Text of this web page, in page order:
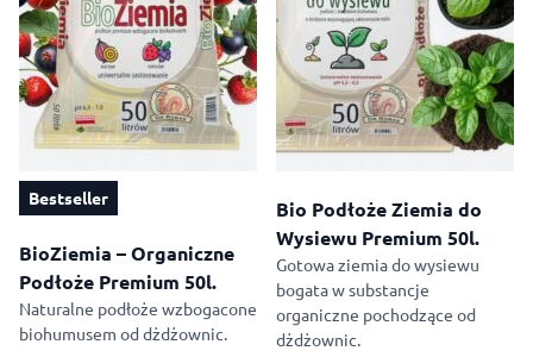
Bestseller
BioZiemia – Organiczne
Podłoże Premium 50l.
Naturalne podłoże wzbogacone
biohumusem od dżdżownic.
Bio Podłoże Ziemia do
Wysiewu Premium 50l.
Gotowa ziemia do wysiewu
bogata w substancje
organiczne pochodzące od
dżdżownic.